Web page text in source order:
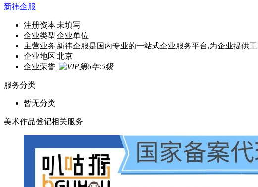
新祎企服
注册资本|未填写
企业类型|企业单位
主营业务|新祎企服是国内专业的一站式企业服务平台,为企业提供
企业地区|北京
企业荣誉|
服务分类
暂无分类
美术作品登记相关服务